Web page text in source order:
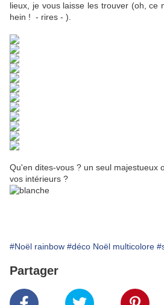
lieux, je vous laisse les trouver (oh, ce
hein ! - rires - ).
Qu'en dites-vous ? un seul majestueux
vos intérieurs ?
#Noël rainbow #déco Noël multicolore
Partager